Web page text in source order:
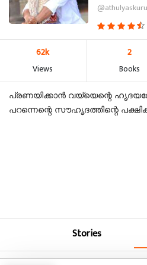
62k
Views
2
Books
പ്രണയിക്കാൻ വയ്യെന്റെ
പറന്നെന്റെ സൗഹൃദത്തിന്റെ
Stories